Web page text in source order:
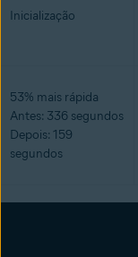
Inicialização
53% mais rápida
Antes: 336 segundos
Depois: 159
segundos